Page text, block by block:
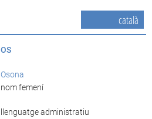
català
OS
Osona
nom femení
llenguatge administratiu